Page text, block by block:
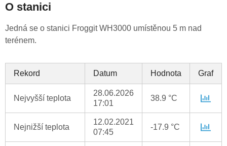
O stanici
Jedná se o stanici Froggit WH3000 umístěnou 5 m nad
terénem.
Rekord Datum Hodnota Graf
Nejvyšší teplota
28.06.2026
17:01
38.9 °C
Nejnižší teplota
12.02.2021
07:45
-17.9 °C